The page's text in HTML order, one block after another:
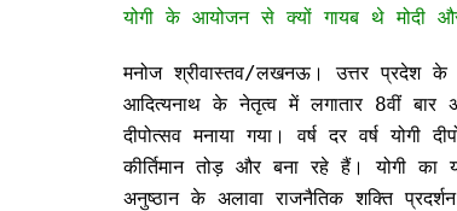
योगी के आयोजन से क्यों गायब थे मोदी
मनोज श्रीवास्तव/लखनऊ। उत्तर प्रदेश के
आदित्यनाथ के नेतृत्व में लगातार 8वीं बार
दीपोत्सव मनाया गया। वर्ष दर वर्ष योगी
कीर्तिमान तोड़ और बना रहे हैं। योगी का
अनुष्ठान के अलावा राजनैतिक शक्ति